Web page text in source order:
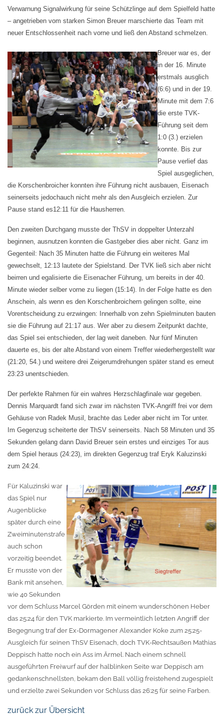
Verwarnung Signalwirkung für seine Schützlinge auf dem Spielfeld hatte
– angetrieben vom starken Simon Breuer marschierte das Team mit
neuer Entschlossenheit nach vorne und ließ den Abstand schmelzen.
Breuer war es, der
in der 16. Minute
erstmals ausglich
(6:6) und in der 19.
Minute mit dem 7:6
die erste TVK-
Führung seit dem
1:0 (3.) erzielen
konnte. Bis zur
Pause verlief das
Spiel ausgeglichen,
die Korschenbroicher konnten ihre Führung nicht ausbauen,
Eisenach
seinerseits jedochauch nicht mehr als den Ausgleich erzielen. Zur
Pause stand es12:11 für die Hausherren.
Den zweiten Durchgang musste der ThSV in doppelter Unterzahl
beginnen, ausnutzen konnten die Gastgeber dies aber nicht. Ganz im
Gegenteil: Nach 35 Minuten hatte die Führung ein weiteres Mal
gewechselt, 12:13 lautete der Spielstand. Der TVK ließ sich aber nicht
beirren und egalisierte die Eisenacher Führung, um bereits in der 40.
Minute wieder selber vorne zu liegen (15:14). In der Folge hatte es den
Anschein, als wenn es den Korschenbroichern gelingen sollte, eine
Vorentscheidung zu erzwingen: Innerhalb von zehn Spielminuten bauten
sie die Führung auf 21:17 aus. Wer aber zu diesem Zeitpunkt dachte,
das Spiel sei entschieden, der lag weit daneben. Nur fünf Minuten
dauerte es, bis der alte Abstand von einem Treffer wiederhergestellt war
(21:20, 54.) und weitere drei Zeigerumdrehungen später stand es erneut
23:23 unentschieden.
Der perfekte Rahmen für ein wahres Herzschlagfinale war gegeben.
Dennis Marquardt fand sich zwar im nächsten TVK-Angriff frei vor dem
Gehäuse von Radek Musil, brachte das Leder aber nicht im Tor unter.
Im Gegenzug scheiterte der ThSV seinerseits. Nach 58 Minuten und 35
Sekunden gelang dann David Breuer sein erstes und einziges Tor aus
dem Spiel heraus (24:23), im direkten Gegenzug traf Eryk Kaluzinski
zum 24:24.
Für Kaluzinski war
das Spiel nur
Augenblicke
später durch eine
Zweiminutenstrafe
auch schon
vorzeitig beendet.
Er musste von der
Bank mit ansehen,
wie 40 Sekunden
vor dem Schluss Marcel Görden mit einem wunderschönen Heber
das 25:24 für den TVK markierte. Im vermeintlich letzten Angriff der
Begegnung traf der Ex-Dormagener Alexander Koke zum 25:25-
Ausgleich für seinen ThSV Eisenach, doch TVK-Rechtsaußen Mathias
Deppisch hatte noch ein Ass im Ärmel. Nach einem schnell
ausgeführten Freiwurf auf der halblinken Seite war Deppisch am
gedankenschnellsten, bekam den Ball völlig freistehend zugespielt
und erzielte zwei Sekunden vor Schluss das 26:25 für seine Farben.
zurück zur Übersicht